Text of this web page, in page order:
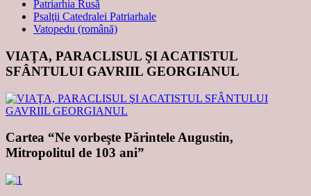
Patriarhia Rusă
Psalţii Catedralei Patriarhale
Vatopedu (română)
VIAŢA, PARACLISUL ŞI ACATISTUL
SFÂNTULUI GAVRIIL GEORGIANUL
Cartea “Ne vorbeşte Părintele Augustin,
Mitropolitul de 103 ani”